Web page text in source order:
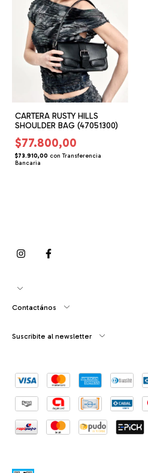
CARTERA RUSTY HILLS
SHOULDER BAG (47051300)
$77.800,00
$73.910,00 con Transferencia
Bancaria
Contactános
Suscribite al newsletter